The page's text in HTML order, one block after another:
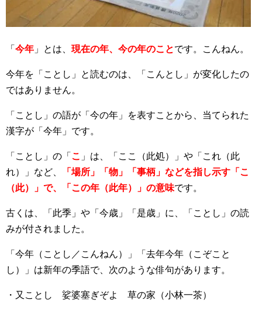
「 今年 」とは、 現在の年、今の年のことです。こんねん。
今年を「ことし」と読むのは、「こんとし」が変化したの
ではありません。
「ことし」の語が「今の年」を表すことから、当てられた
漢字が「今年」です。
「ことし」の「 こ 」は、「ここ（此処）」や「これ（此
れ）」など、
「場所」「物」「事柄」などを指し示す「こ
（此）」で、「この年（此年）」の意味です。
古くは、「此季」や「今歳」「是歳」に、「ことし」の読
みが付されました。
「今年（ことし／こんねん）」「去年今年（こぞこと
し）」は新年の季語で、次のような俳句があります。
・又ことし 娑婆塞ぎぞよ 草の家（小林一茶）